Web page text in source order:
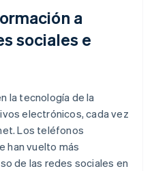
a
sociales e
la tecnología de la
electrónicos, cada vez
Los teléfonos
han vuelto más
de las redes sociales en